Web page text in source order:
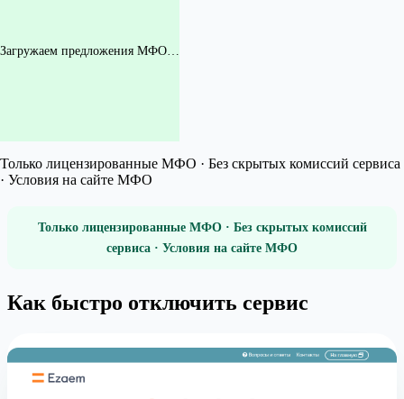
Загружаем предложения МФО…
Только лицензированные МФО · Без скрытых комиссий сервиса
· Условия на сайте МФО
Только лицензированные МФО · Без скрытых комиссий
сервиса · Условия на сайте МФО
Как быстро отключить сервис